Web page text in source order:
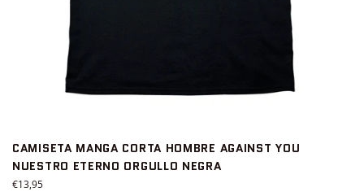
CAMISETA MANGA CORTA HOMBRE AGAINST YOU
NUESTRO ETERNO ORGULLO NEGRA
Precio
€13,95